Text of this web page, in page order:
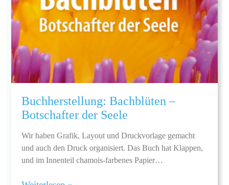
Buchherstellung: Bachblüten –
Botschafter der Seele
Wir haben Grafik, Layout und Druckvorlage gemacht
und auch den Druck organisiert. Das Buch hat Klappen,
und im Innenteil chamois-farbenes Papier…